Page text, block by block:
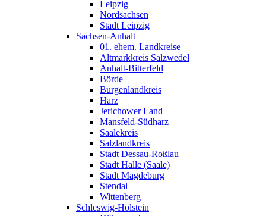
Leipzig
Nordsachsen
Stadt Leipzig
Sachsen-Anhalt
01. ehem. Landkreise
Altmarkkreis Salzwedel
Anhalt-Bitterfeld
Börde
Burgenlandkreis
Harz
Jerichower Land
Mansfeld-Südharz
Saalekreis
Salzlandkreis
Stadt Dessau-Roßlau
Stadt Halle (Saale)
Stadt Magdeburg
Stendal
Wittenberg
Schleswig-Holstein